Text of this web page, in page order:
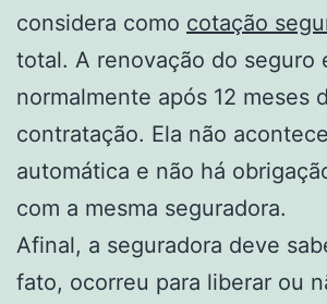
considera como cotação
total. A renovação do seguro
normalmente após 12 meses
contratação. Ela não
automática e não há
com a mesma seguradora.
Afinal, a seguradora deve
fato, ocorreu para liberar ou